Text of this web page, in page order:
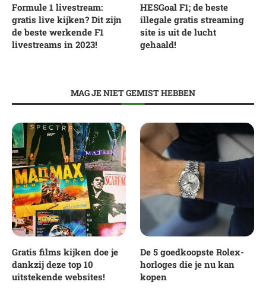
Formule 1 livestream:
gratis live kijken? Dit zijn
de beste werkende F1
livestreams in 2023!
HESGoal F1; de beste
illegale gratis streaming
site is uit de lucht
gehaald!
MAG JE NIET GEMIST HEBBEN
Gratis films kijken doe je
dankzij deze top 10
uitstekende websites!
De 5 goedkoopste Rolex-
horloges die je nu kan
kopen